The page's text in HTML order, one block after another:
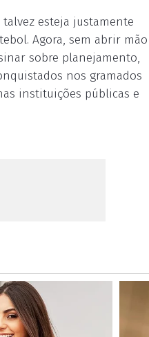
esteja justamente
Agora, sem abrir mão
sobre planejamento,
nos gramados
instituições públicas e